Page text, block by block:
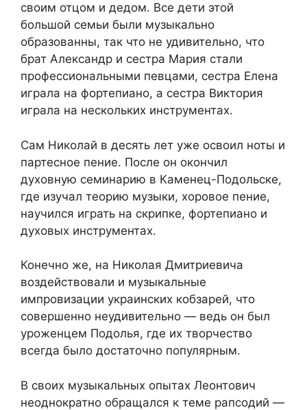
своим отцом и дедом. Все дети этой
большой семьи были музыкально
образованны, так что не удивительно, что
брат Александр и сестра Мария стали
профессиональными певцами, сестра Елена
играла на фортепиано, а сестра Виктория
играла на нескольких инструментах.
Сам Николай в десять лет уже освоил ноты и
партесное пение. После он окончил
духовную семинарию в Каменец-Подольске,
где изучал теорию музыки, хоровое пение,
научился играть на скрипке, фортепиано и
духовых инструментах.
Конечно же, на Николая Дмитриевича
воздействовали и музыкальные
импровизации украинских кобзарей, что
совершенно неудивительно — ведь он был
уроженцем Подолья, где их творчество
всегда было достаточно популярным.
В своих музыкальных опытах Леонтович
неоднократно обращался к теме рапсодий —